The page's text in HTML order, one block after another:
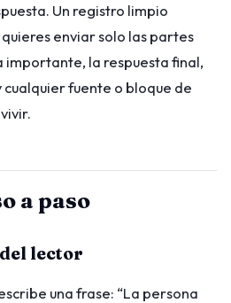
Un registro limpio
enviar solo las partes
importante, la respuesta final,
fuente o bloque de
a paso
lector
una frase: “La persona